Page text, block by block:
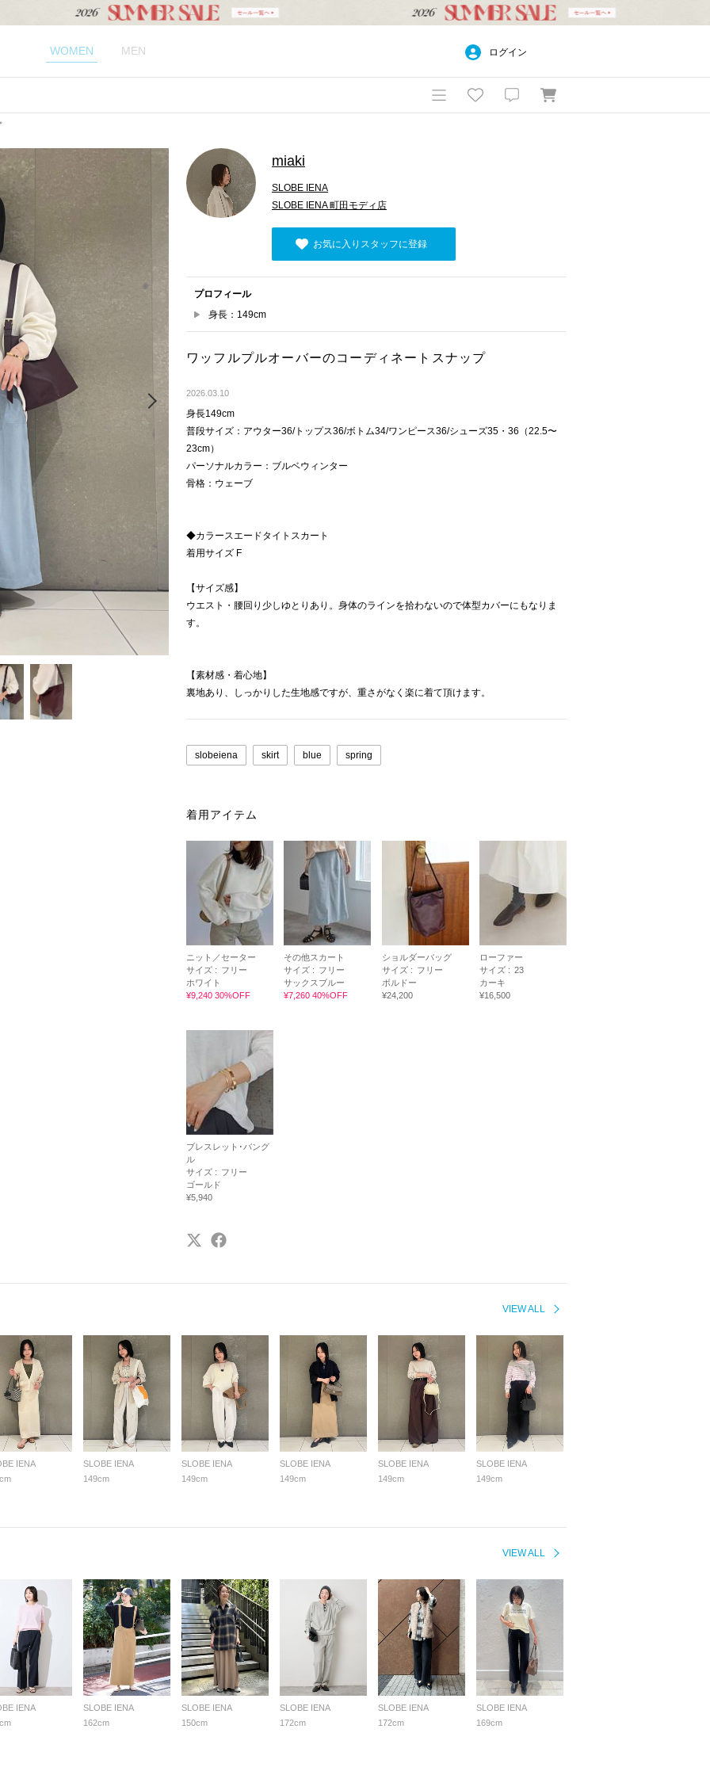
WOMEN MEN ログイン
Next
miaki
SLOBE IENA
SLOBE IENA 町田モディ店
お気に入りスタッフに登録
プロフィール
身長：149cm
ワッフルプルオーバーのコーディネートスナップ
2026.03.10
身長149cm
普段サイズ：アウター36/トップス36/ボトム34/ワンピース36/シューズ35・36（22.5〜
23cm）
パーソナルカラー：ブルベウィンター
骨格：ウェーブ
◆カラースエードタイトスカート
着用サイズ F
【サイズ感】
ウエスト・腰回り少しゆとりあり。身体のラインを拾わないので体型カバーにもなりま
す。
【素材感・着心地】
裏地あり、しっかりした生地感ですが、重さがなく楽に着て頂けます。
slobeiena skirt blue spring
着用アイテム
ニット／セーター
サイズ : フリー
ホワイト
¥9,240 30%OFF
その他スカート
サイズ : フリー
サックスブルー
¥7,260 40%OFF
ショルダーバッグ
サイズ : フリー
ボルドー
¥24,200
ローファー
サイズ : 23
カーキ
¥16,500
ブレスレット･バング
ル
サイズ : フリー
ゴールド
¥5,940
VIEW ALL
IENA
SLOBE IENA
149cm
SLOBE IENA
149cm
SLOBE IENA
149cm
SLOBE IENA
149cm
SLOBE IENA
149cm
VIEW ALL
IENA
SLOBE IENA
162cm
SLOBE IENA
150cm
SLOBE IENA
172cm
SLOBE IENA
172cm
SLOBE IENA
169cm